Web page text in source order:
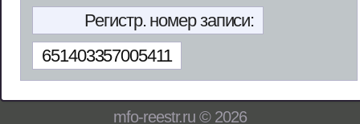
Регистр. номер записи:
651403357005411
mfo-reestr.ru © 2026